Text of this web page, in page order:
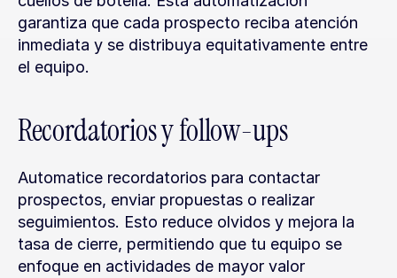
garantiza que cada prospecto reciba atención
inmediata y se distribuya equitativamente entre
el equipo.
Recordatorios y follow-ups
Automatice recordatorios para contactar
prospectos, enviar propuestas o realizar
seguimientos. Esto reduce olvidos y mejora la
tasa de cierre, permitiendo que tu equipo se
enfoque en actividades de mayor valor